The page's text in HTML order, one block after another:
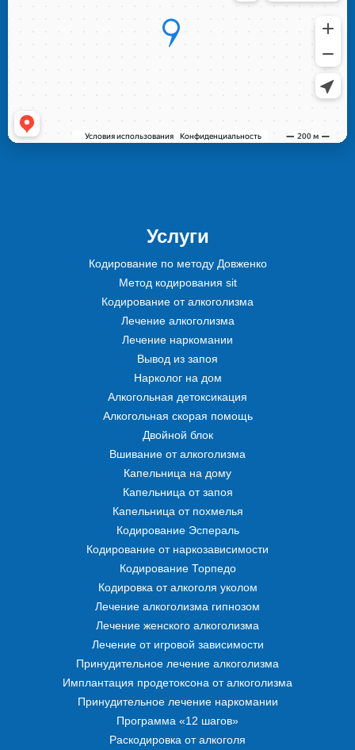
Услуги
Кодирование по методу Довженко
Метод кодирования sit
Кодирование от алкоголизма
Лечение алкоголизма
Лечение наркомании
Вывод из запоя
Нарколог на дом
Алкогольная детоксикация
Алкогольная скорая помощь
Двойной блок
Вшивание от алкоголизма
Капельница на дому
Капельница от запоя
Капельница от похмелья
Кодирование Эспераль
Кодирование от наркозависимости
Кодирование Торпедо
Кодировка от алкоголя уколом
Лечение алкоголизма гипнозом
Лечение женского алкоголизма
Лечение от игровой зависимости
Принудительное лечение алкоголизма
Имплантация продетоксона от алкоголизма
Принудительное лечение наркомании
Программа «12 шагов»
Раскодировка от алкоголя